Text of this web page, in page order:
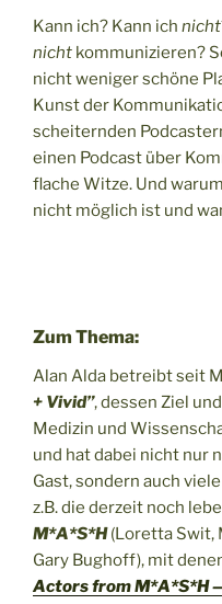
Kann ich? Kann ich nicht
nicht kommunizieren?
nicht weniger schöne
Kunst der
scheiternden
einen Podcast über
flache Witze. Und
nicht möglich ist und
Zum Thema:
Alan Alda betreibt seit
+ Vivid”, dessen Ziel
Medizin und
und hat dabei nicht nur
Gast, sondern auch
z.B. die derzeit noch
M*A*S*H(Loretta Swit,
Gary Bughoff), mit
Actors from M*A*S*H